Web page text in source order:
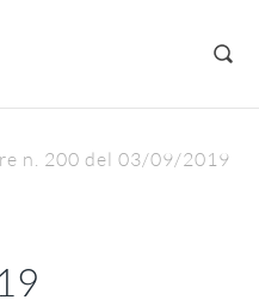
n. 200 del 03/09/2019